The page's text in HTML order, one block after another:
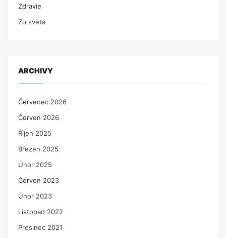
Zdravie
Zo sveta
ARCHIVY
Červenec 2026
Červen 2026
Říjen 2025
Březen 2025
Únor 2025
Červen 2023
Únor 2023
Listopad 2022
Prosinec 2021